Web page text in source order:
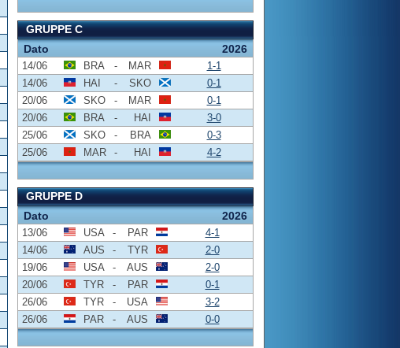
GRUPPE C
Dato
2026
14/06 BRA - MAR
1-1
14/06
HAI - SKO
0-1
20/06
SKO - MAR
0-1
20/06
BRA - HAI
3-0
25/06
SKO - BRA
0-3
25/06
MAR - HAI 4-2
GRUPPE D
Dato
2026
13/06 USA - PAR
4-1
14/06
AUS - TYR
2-0
19/06
USA - AUS
2-0
20/06
TYR - PAR
0-1
26/06
TYR - USA
3-2
26/06
PAR - AUS 0-0